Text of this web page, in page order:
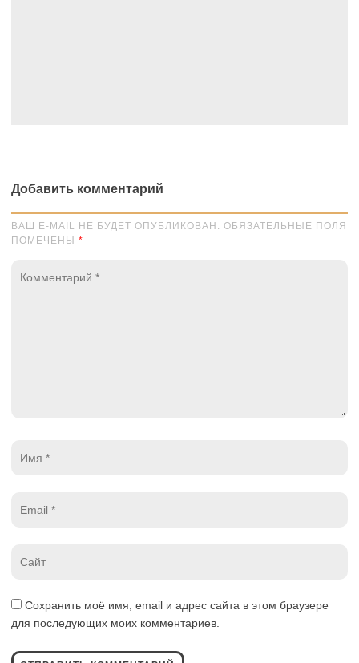
Добавить комментарий
ВАШ E-MAIL НЕ БУДЕТ ОПУБЛИКОВАН. ОБЯЗАТЕЛЬНЫЕ ПОЛЯ
ПОМЕЧЕНЫ *
Сохранить моё имя, email и адрес сайта в этом браузере
для последующих моих комментариев.